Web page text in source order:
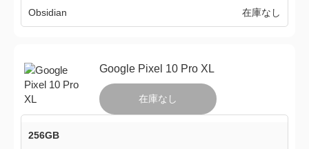
Obsidian 在庫なし
Google Pixel 10 Pro XL
在庫なし
256GB